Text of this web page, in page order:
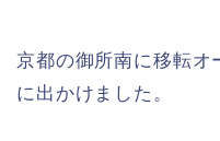
京都の御所南に移転オ
に出かけました。